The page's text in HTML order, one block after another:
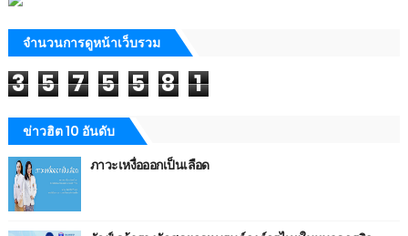
จำนวนการดูหน้าเว็บรวม
3 5 7 5 5 8 1
ข่าวฮิต 10 อันดับ
ภาวะเหงื่อออกเป็นเลือด